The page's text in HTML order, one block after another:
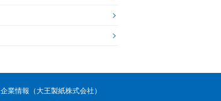
企業情報（大王製紙株式会社）